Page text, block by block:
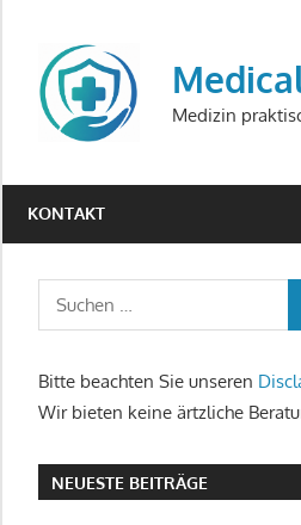
springen
Medizin
KONTAKT
Suchen
nach:
Bitte beachten Sie unseren
Wir bieten keine ärtzliche
NEUESTE BEITRÄGE